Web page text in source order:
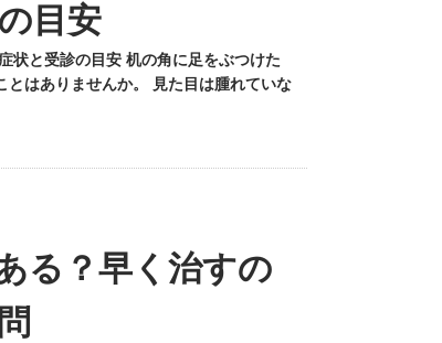
目安
状と受診の目安 机の角に足をぶつけた
とはありませんか。 見た目は腫れていな
る？早く治すの